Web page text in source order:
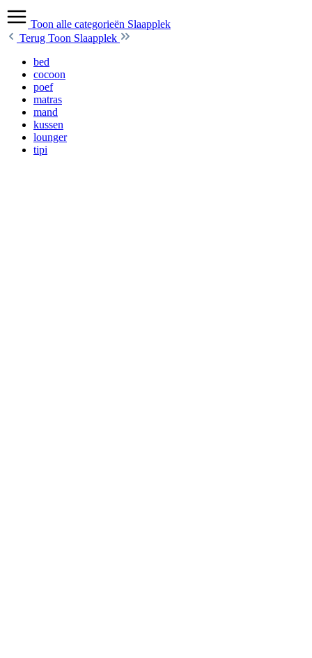
Toon alle categorieën Slaapplek
Terug Toon Slaapplek
bed
cocoon
poef
matras
mand
kussen
lounger
tipi